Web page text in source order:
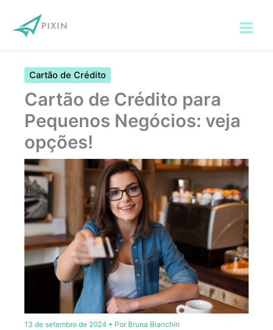
para
Cartão de Crédito
Cartão de Crédito para
Pequenos Negócios: veja
opções!
13 de setembro de 2024 • Por Bruna Bianchin